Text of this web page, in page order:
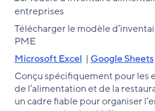
Télécharger le modèle
PME
Microsoft Excel | Google Sheets
Conçu spécifiquement pour les
de l’alimentation et de la
un cadre fiable pour organiser